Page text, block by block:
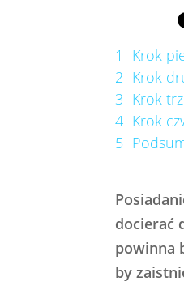
1
Krok
2 Krok
3 Krok
4 Krok
5
docierać
powinna
by